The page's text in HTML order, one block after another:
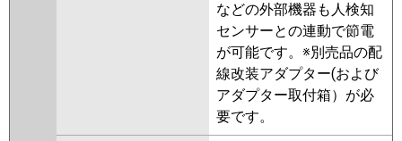
などの外部機器も人検知
センサーとの連動で節電
が可能です。※別売品の配
線改装アダプター(および
アダプター取付箱）が必
要です。